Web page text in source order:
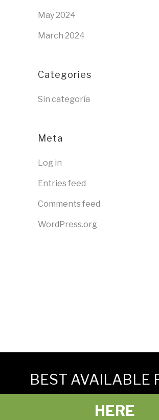
May 2024
March 2024
Categories
Sin categoría
Meta
Log in
Entries feed
Comments feed
WordPress.org
BEST AVAILABLE
HERE